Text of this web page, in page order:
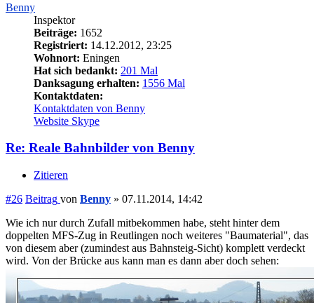
Benny
Inspektor
Beiträge: 1652
Registriert: 14.12.2012, 23:25
Wohnort: Eningen
Hat sich bedankt: 201 Mal
Danksagung erhalten: 1556 Mal
Kontaktdaten:
Kontaktdaten von Benny
Website Skype
Re: Reale Bahnbilder von Benny
Zitieren
#26 Beitrag von Benny » 07.11.2014, 14:42
Wie ich nur durch Zufall mitbekommen habe, steht hinter dem
doppelten MFS-Zug in Reutlingen noch weiteres "Baumaterial", das
von diesem aber (zumindest aus Bahnsteig-Sicht) komplett verdeckt
wird. Von der Brücke aus kann man es dann aber doch sehen: